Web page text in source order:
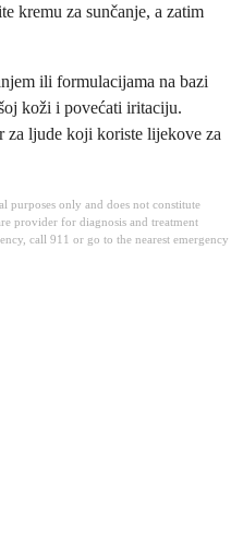
kremu za sunčanje, a zatim
ili formulacijama na bazi
koži i povećati iritaciju.
za ljude koji koriste lijekove za
purposes only and does not constitute
provider for diagnosis and treatment
call 911 or go to the nearest emergency